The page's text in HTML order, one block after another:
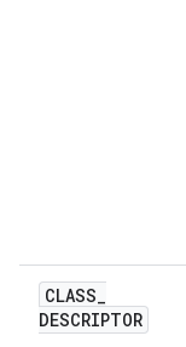
CLASS_
DESCRIPTOR